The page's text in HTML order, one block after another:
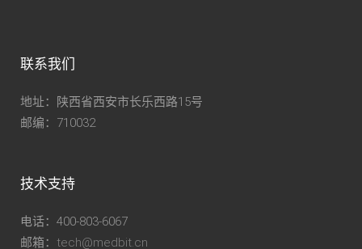
联系我们
地址：陕西省西安市长乐西路15号
邮编：710032
技术支持
电话：400-803-6067
邮箱： tech@medbit.cn